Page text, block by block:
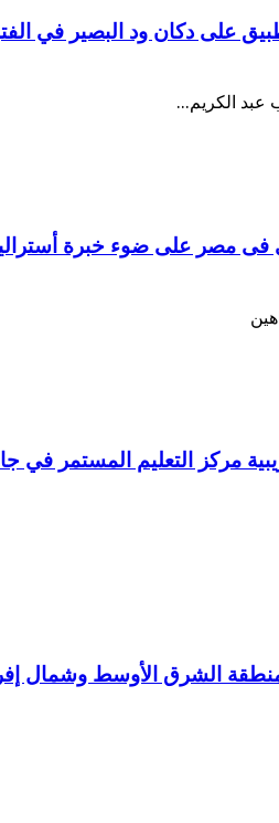
دكان ود البصير في الفترة من 2016
عبد الكريم...
فى مصر على ضوء خبرة
مركز التعليم المستمر
الشرق الأوسط وشمال